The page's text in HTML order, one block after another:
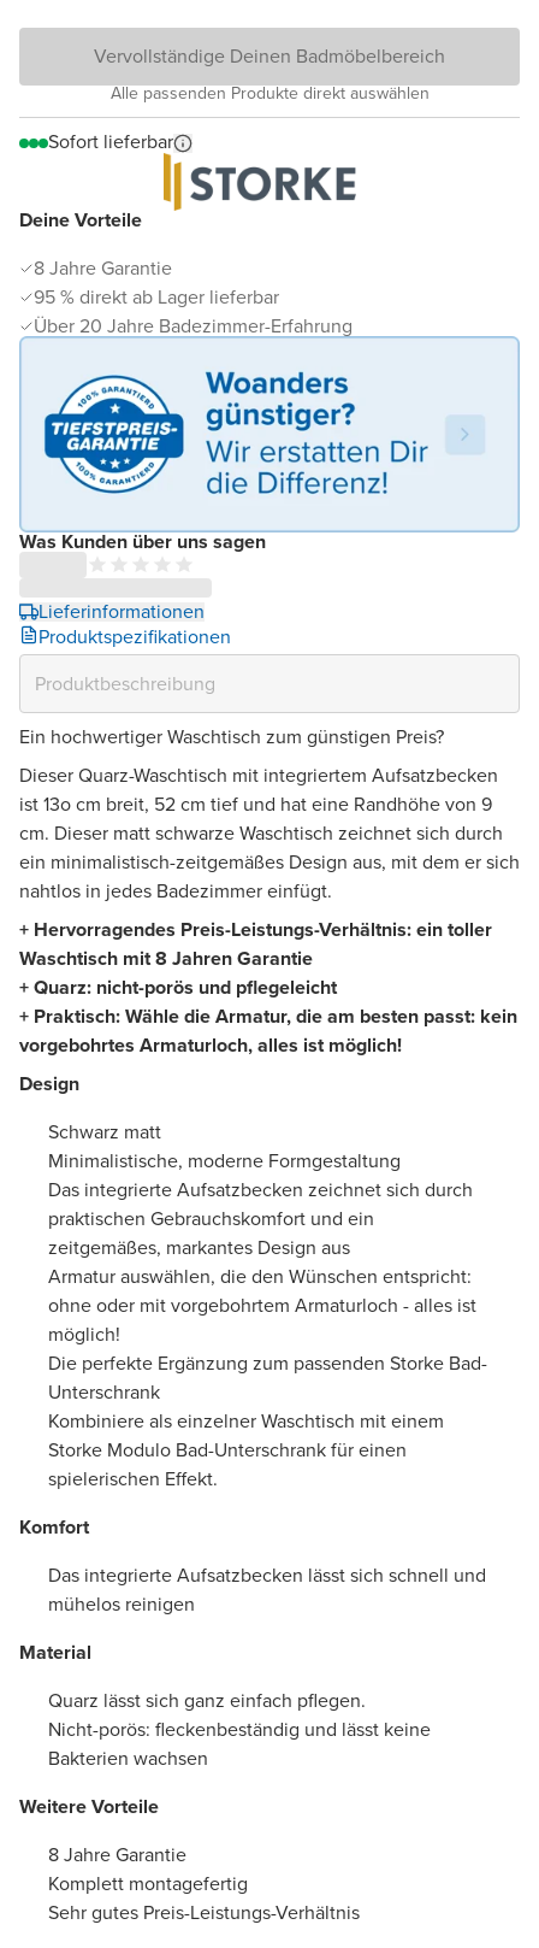
Deine Vorteile
8 Jahre Garantie
95 % direkt ab Lager lieferbar
Über 20 Jahre Badezimmer-Erfahrung
Was Kunden über uns sagen
Lieferinformationen
Produktspezifikationen
Vervollständige Deinen Badmöbelbereich
Alle passenden Produkte direkt auswählen
Sofort lieferbar
Ein hochwertiger Waschtisch zum günstigen Preis?
Dieser Quarz-Waschtisch mit integriertem Aufsatzbecken
ist 13o cm breit, 52 cm tief und hat eine Randhöhe von 9
cm. Dieser matt schwarze Waschtisch zeichnet sich durch
ein minimalistisch-zeitgemäßes Design aus, mit dem er sich
nahtlos in jedes Badezimmer einfügt.
+ Hervorragendes Preis-Leistungs-Verhältnis: ein toller
Waschtisch mit 8 Jahren Garantie
+ Quarz: nicht-porös und pflegeleicht
+ Praktisch: Wähle die Armatur, die am besten passt: kein
vorgebohrtes Armaturloch, alles ist möglich!
Design
Schwarz matt
Minimalistische, moderne Formgestaltung
Das integrierte Aufsatzbecken zeichnet sich durch
praktischen Gebrauchskomfort und ein
zeitgemäßes, markantes Design aus
Armatur auswählen, die den Wünschen entspricht:
ohne oder mit vorgebohrtem Armaturloch - alles ist
möglich!
Die perfekte Ergänzung zum passenden Storke Bad-
Unterschrank
Kombiniere als einzelner Waschtisch mit einem
Storke Modulo Bad-Unterschrank für einen
spielerischen Effekt.
Komfort
Das integrierte Aufsatzbecken lässt sich schnell und
mühelos reinigen
Material
Quarz lässt sich ganz einfach pflegen.
Nicht-porös: fleckenbeständig und lässt keine
Bakterien wachsen
Weitere Vorteile
8 Jahre Garantie
Komplett montagefertig
Sehr gutes Preis-Leistungs-Verhältnis